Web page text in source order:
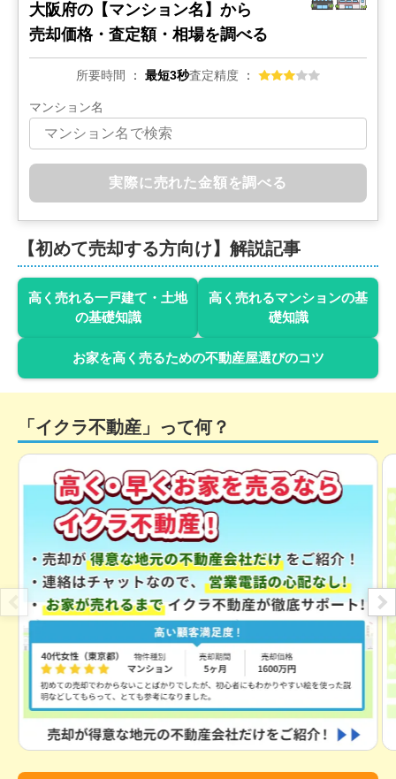
大阪府の 【マンション名】から
売却価格・査定額・相場を調べる
所要時間 最短3秒査定精度
マンション名
実際に売れた金額を調べる
【初めて売却する方向け】解説記事
高く売れる一戸建て・土地
の基礎知識
高く売れるマンションの基
礎知識
お家を高く売るための不動産屋選びのコツ
「イクラ不動産」って何？